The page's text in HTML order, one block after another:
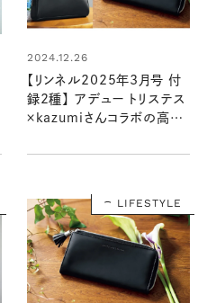
2024.12.26
【リンネル2025年3月号 付
録2種】 アデュー トリステス
×kazumiさんコラボの高級
（1/20発売リンネル2025
LIFESTYLE